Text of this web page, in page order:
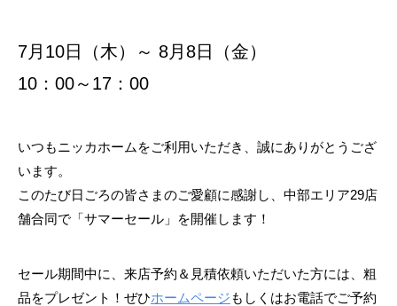
7月10日（木）～ 8月8日（金）
10：00～17：00
いつもニッカホームをご利用いただき、誠にありがとうござ
います。
このたび日ごろの皆さまのご愛顧に感謝し、中部エリア29店
舗合同で「サマーセール」を開催します！
セール期間中に、来店予約＆見積依頼いただいた方には、粗
品をプレゼント！ぜひホームページもしくはお電話でご予約